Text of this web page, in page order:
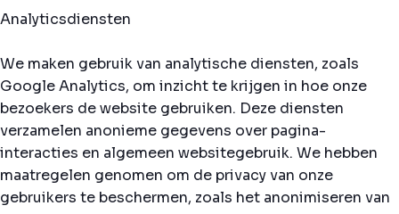
Analyticsdiensten
We maken gebruik van analytische diensten, zoals
Google Analytics, om inzicht te krijgen in hoe onze
bezoekers de website gebruiken. Deze diensten
verzamelen anonieme gegevens over pagina-
interacties en algemeen websitegebruik. We hebben
maatregelen genomen om de privacy van onze
gebruikers te beschermen, zoals het anonimiseren van